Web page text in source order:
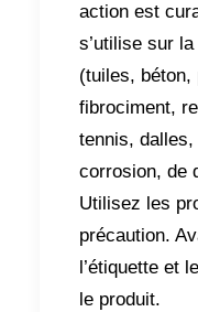
action est
s’utilise sur
(tuiles, béton,
fibrociment,
tennis,
corrosion, de
Utilisez les
précaution.
l’étiquette et
le produit.